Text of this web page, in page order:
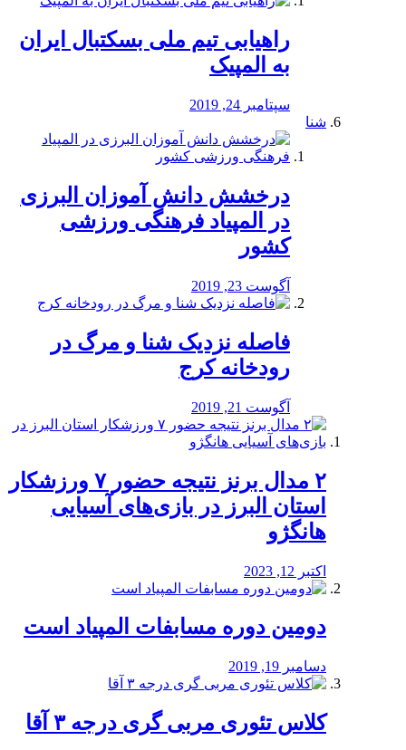
راهیابی تیم ملی بسکتبال ایران
به المپیک
سپتامبر 24, 2019
شنا
درخشش دانش آموزان البرزی
در المپیاد فرهنگی ورزشی
کشور
آگوست 23, 2019
️فاصله نزدیک شنا و مرگ در
رودخانه کرج
آگوست 21, 2019
۲ مدال برنز نتیجه حضور ۷ ورزشکار
استان البرز در بازی‌های آسیایی
هانگژو
اکتبر 12, 2023
دومین دوره مسابفات المپیاد است
دسامبر 19, 2019
کلاس تئوری مربی گری درجه ۳ آقا